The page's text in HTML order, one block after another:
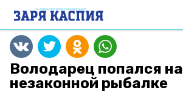
Володарец попался на
незаконной рыбалке